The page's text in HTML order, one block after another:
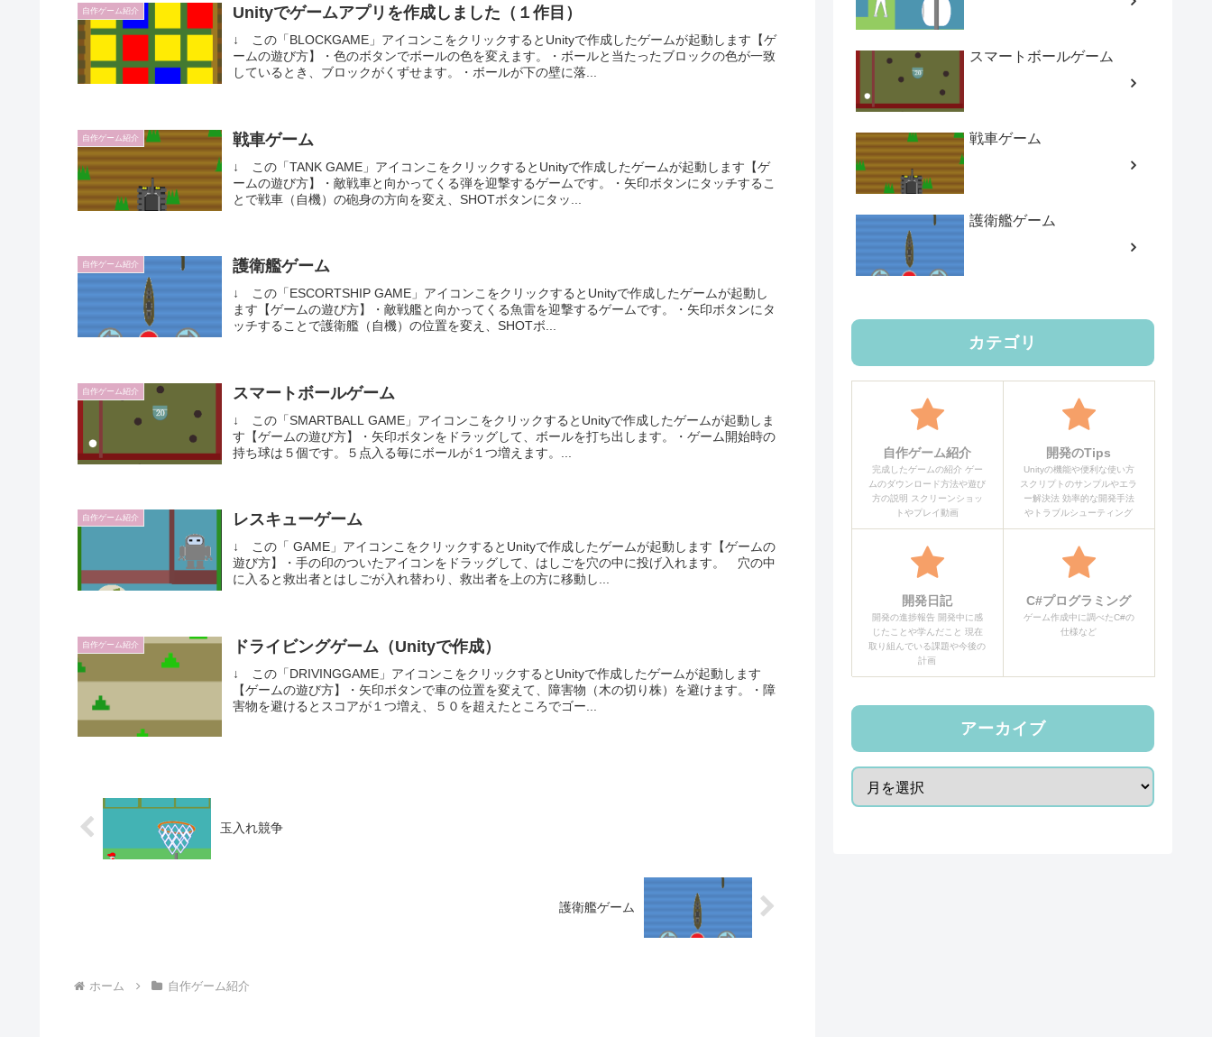
自作ゲーム紹介 Unityでゲームアプリを作成しました（１作目）
↓ この「BLOCKGAME」アイコンこをクリックするとUnityで作成したゲームが起動します【ゲ
ームの遊び方】・色のボタンでボールの色を変えます。・ボールと当たったブロックの色が一致
しているとき、ブロックがくずせます。・ボールが下の壁に落...
自作ゲーム紹介 戦車ゲーム
↓ この「TANK GAME」アイコンこをクリックするとUnityで作成したゲームが起動します【ゲ
ームの遊び方】・敵戦車と向かってくる弾を迎撃するゲームです。・矢印ボタンにタッチするこ
とで戦車（自機）の砲身の方向を変え、SHOTボタンにタッ...
自作ゲーム紹介 護衛艦ゲーム
↓ この「ESCORTSHIP GAME」アイコンこをクリックするとUnityで作成したゲームが起動し
ます【ゲームの遊び方】・敵戦艦と向かってくる魚雷を迎撃するゲームです。・矢印ボタンにタ
ッチすることで護衛艦（自機）の位置を変え、SHOTボ...
自作ゲーム紹介 スマートボールゲーム
↓ この「SMARTBALL GAME」アイコンこをクリックするとUnityで作成したゲームが起動しま
す【ゲームの遊び方】・矢印ボタンをドラッグして、ボールを打ち出します。・ゲーム開始時の
持ち球は５個です。５点入る毎にボールが１つ増えます。...
自作ゲーム紹介 レスキューゲーム
↓ この「 GAME」アイコンこをクリックするとUnityで作成したゲームが起動します【ゲームの
遊び方】・手の印のついたアイコンをドラッグして、はしごを穴の中に投げ入れます。 穴の中
に入ると救出者とはしごが入れ替わり、救出者を上の方に移動し...
自作ゲーム紹介 ドライビングゲーム（Unityで作成）
↓ この「DRIVINGGAME」アイコンこをクリックするとUnityで作成したゲームが起動します
【ゲームの遊び方】・矢印ボタンで車の位置を変えて、障害物（木の切り株）を避けます。・障
害物を避けるとスコアが１つ増え、５０を超えたところでゴー...
玉入れ競争
護衛艦ゲーム
ホーム 自作ゲーム紹介
スマートボールゲーム
戦車ゲーム
護衛艦ゲーム
カテゴリ
自作ゲーム紹介
完成したゲームの紹介 ゲー
ムのダウンロード方法や遊び
方の説明 スクリーンショッ
トやプレイ動画
開発のTips
Unityの機能や便利な使い方
スクリプトのサンプルやエラ
ー解決法 効率的な開発手法
やトラブルシューティング
開発日記
開発の進捗報告 開発中に感
じたことや学んだこと 現在
取り組んでいる課題や今後の
計画
C#プログラミング
ゲーム作成中に調べたC#の
仕様など
アーカイブ